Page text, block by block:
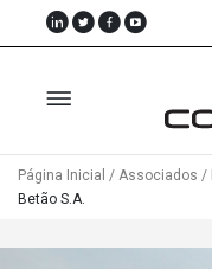
Página Inicial / Associados /
Betão S.A.